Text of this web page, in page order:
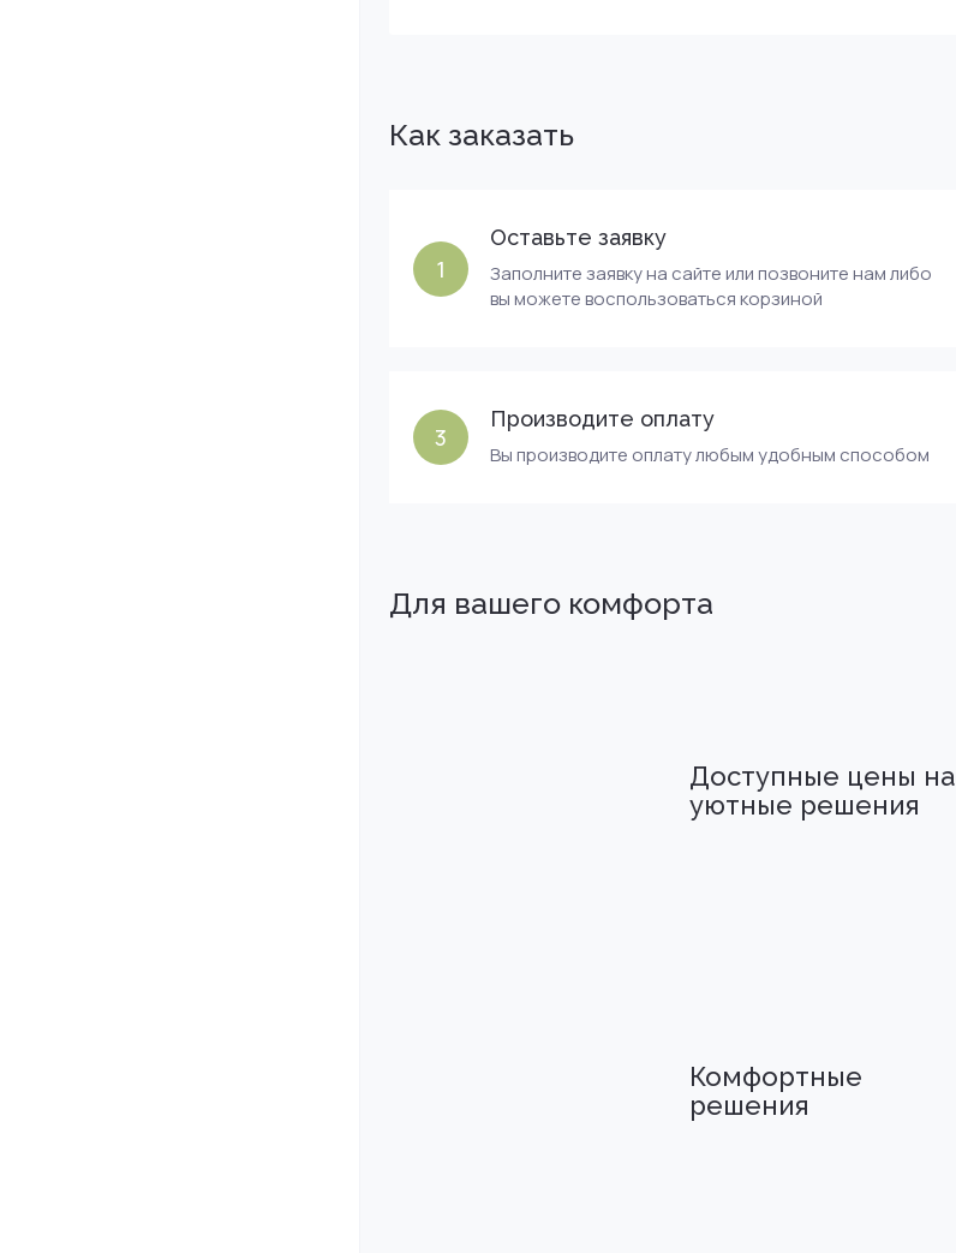
Как заказать
1
Оставьте заявку
Заполните заявку на сайте или позвоните нам либо
вы можете воспользоваться корзиной
3
Производите оплату
Вы производите оплату любым удобным способом
Для вашего комфорта
Доступные цены на
уютные решения
Комфортные
решения